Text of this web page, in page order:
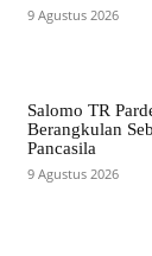
9 Agustus 2026
Salomo TR
Berangkulan
Pancasila
9 Agustus 2026